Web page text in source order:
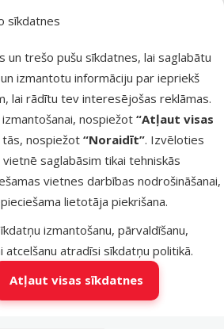
sīkdatnes
un trešo pušu sīkdatnes, lai saglabātu
izmantotu informāciju par iepriekš
lai rādītu tev interesējošas reklāmas.
nospiežot “Atļaut visas
nospiežot “Noraidīt”. Izvēloties
saglabāsim tikai tehniskās
vietnes darbības nodrošināšanai,
lietotāja piekrišana.
izmantošanu, pārvaldīšanu,
atcelšanu atradīsi sīkdatņu politikā.
Atļaut visas sīkdatnes
augs
–
with
200 x 2
0%
€